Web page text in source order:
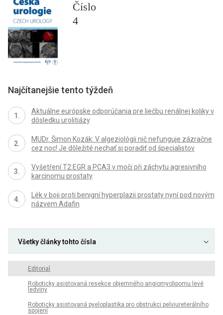
Číslo
4
Najčítanejšie tento týždeň
Aktuálne európske odporúčania pre liečbu renálnej koliky v
dôsledku urolitiázy
MUDr. Šimon Kozák: V algeziológii nič nefunguje zázračne
cez noc! Je dôležité nechať si poradiť od špecialistov
Vyšetření T2:EGR a PCA3 v moči při záchytu agresivního
karcinomu prostaty
Lék v boji proti benigní hyperplazii prostaty nyní pod novým
názvem Adafin
Všetky články tohto čísla
Editorial
Roboticky asistovaná resekce objemného angiomyolipomu levé
ledviny
Roboticky asistovaná pyeloplastika pro obstrukci pelviureterálního
spojení